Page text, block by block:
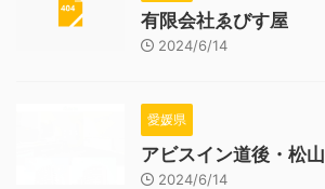
有限会社ゑびす屋
2024/6/14
愛媛県
アビスイン道後・松山
2024/6/14